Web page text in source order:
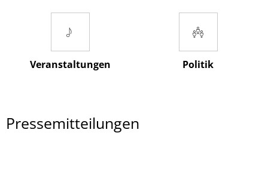
Veranstaltungen Politik
Pressemitteilungen